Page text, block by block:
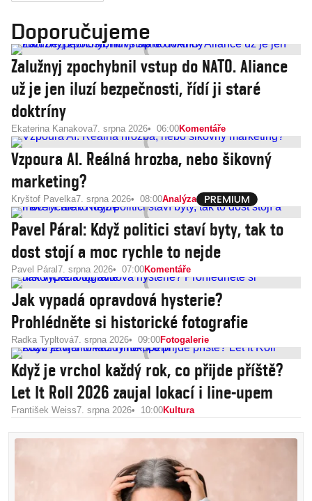
Doporučujeme
Zalužnyj zpochybnil vstup do NATO. Aliance
už je jen iluzí bezpečnosti, řídí ji staré
doktríny
Ekaterina Kanakova7. srpna 2026 06:00Komentáře
Vzpoura AI. Reálná hrozba, nebo šikovný
marketing?
Kryštof Pavelka7. srpna 2026 08:00Analýza
Pavel Páral: Když politici staví byty, tak to
dost stojí a moc rychle to nejde
Pavel Páral 7. srpna 2026 07:00Komentáře
Jak vypadá opravdová hysterie?
Prohlédněte si historické fotografie
Radka Typltová7. srpna 2026 09:00Fotogalerie
Když je vrchol každý rok, co přijde příště?
Let It Roll 2026 zaujal lokací i line-upem
František Weiss7. srpna 2026 10:00Kultura